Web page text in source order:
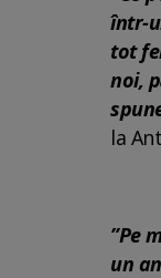
într-
tot
noi,
la
”Pe
un